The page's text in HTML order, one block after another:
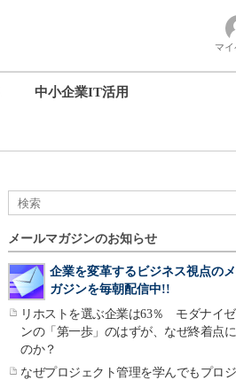
マ
中小企業IT活用
メールマガジンのお知らせ
企業を変革するビジネス視点の
ガジンを毎朝配信中!!
リホストを選ぶ企業は63％ モダナイ
ンの「第一歩」のはずが、なぜ終着点
のか？
なぜプロジェクト管理を学んでもプロ